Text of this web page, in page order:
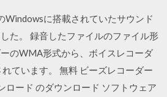
Windowsに搭載されていたサウンド
た。 録音したファイルのファイル形
のWMA形式から、ボイスレコーダ
ています。 無料 ビーズレコーダー
ロード のダウンロード ソフトウェア